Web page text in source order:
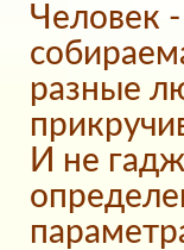
Человек
разные
И не